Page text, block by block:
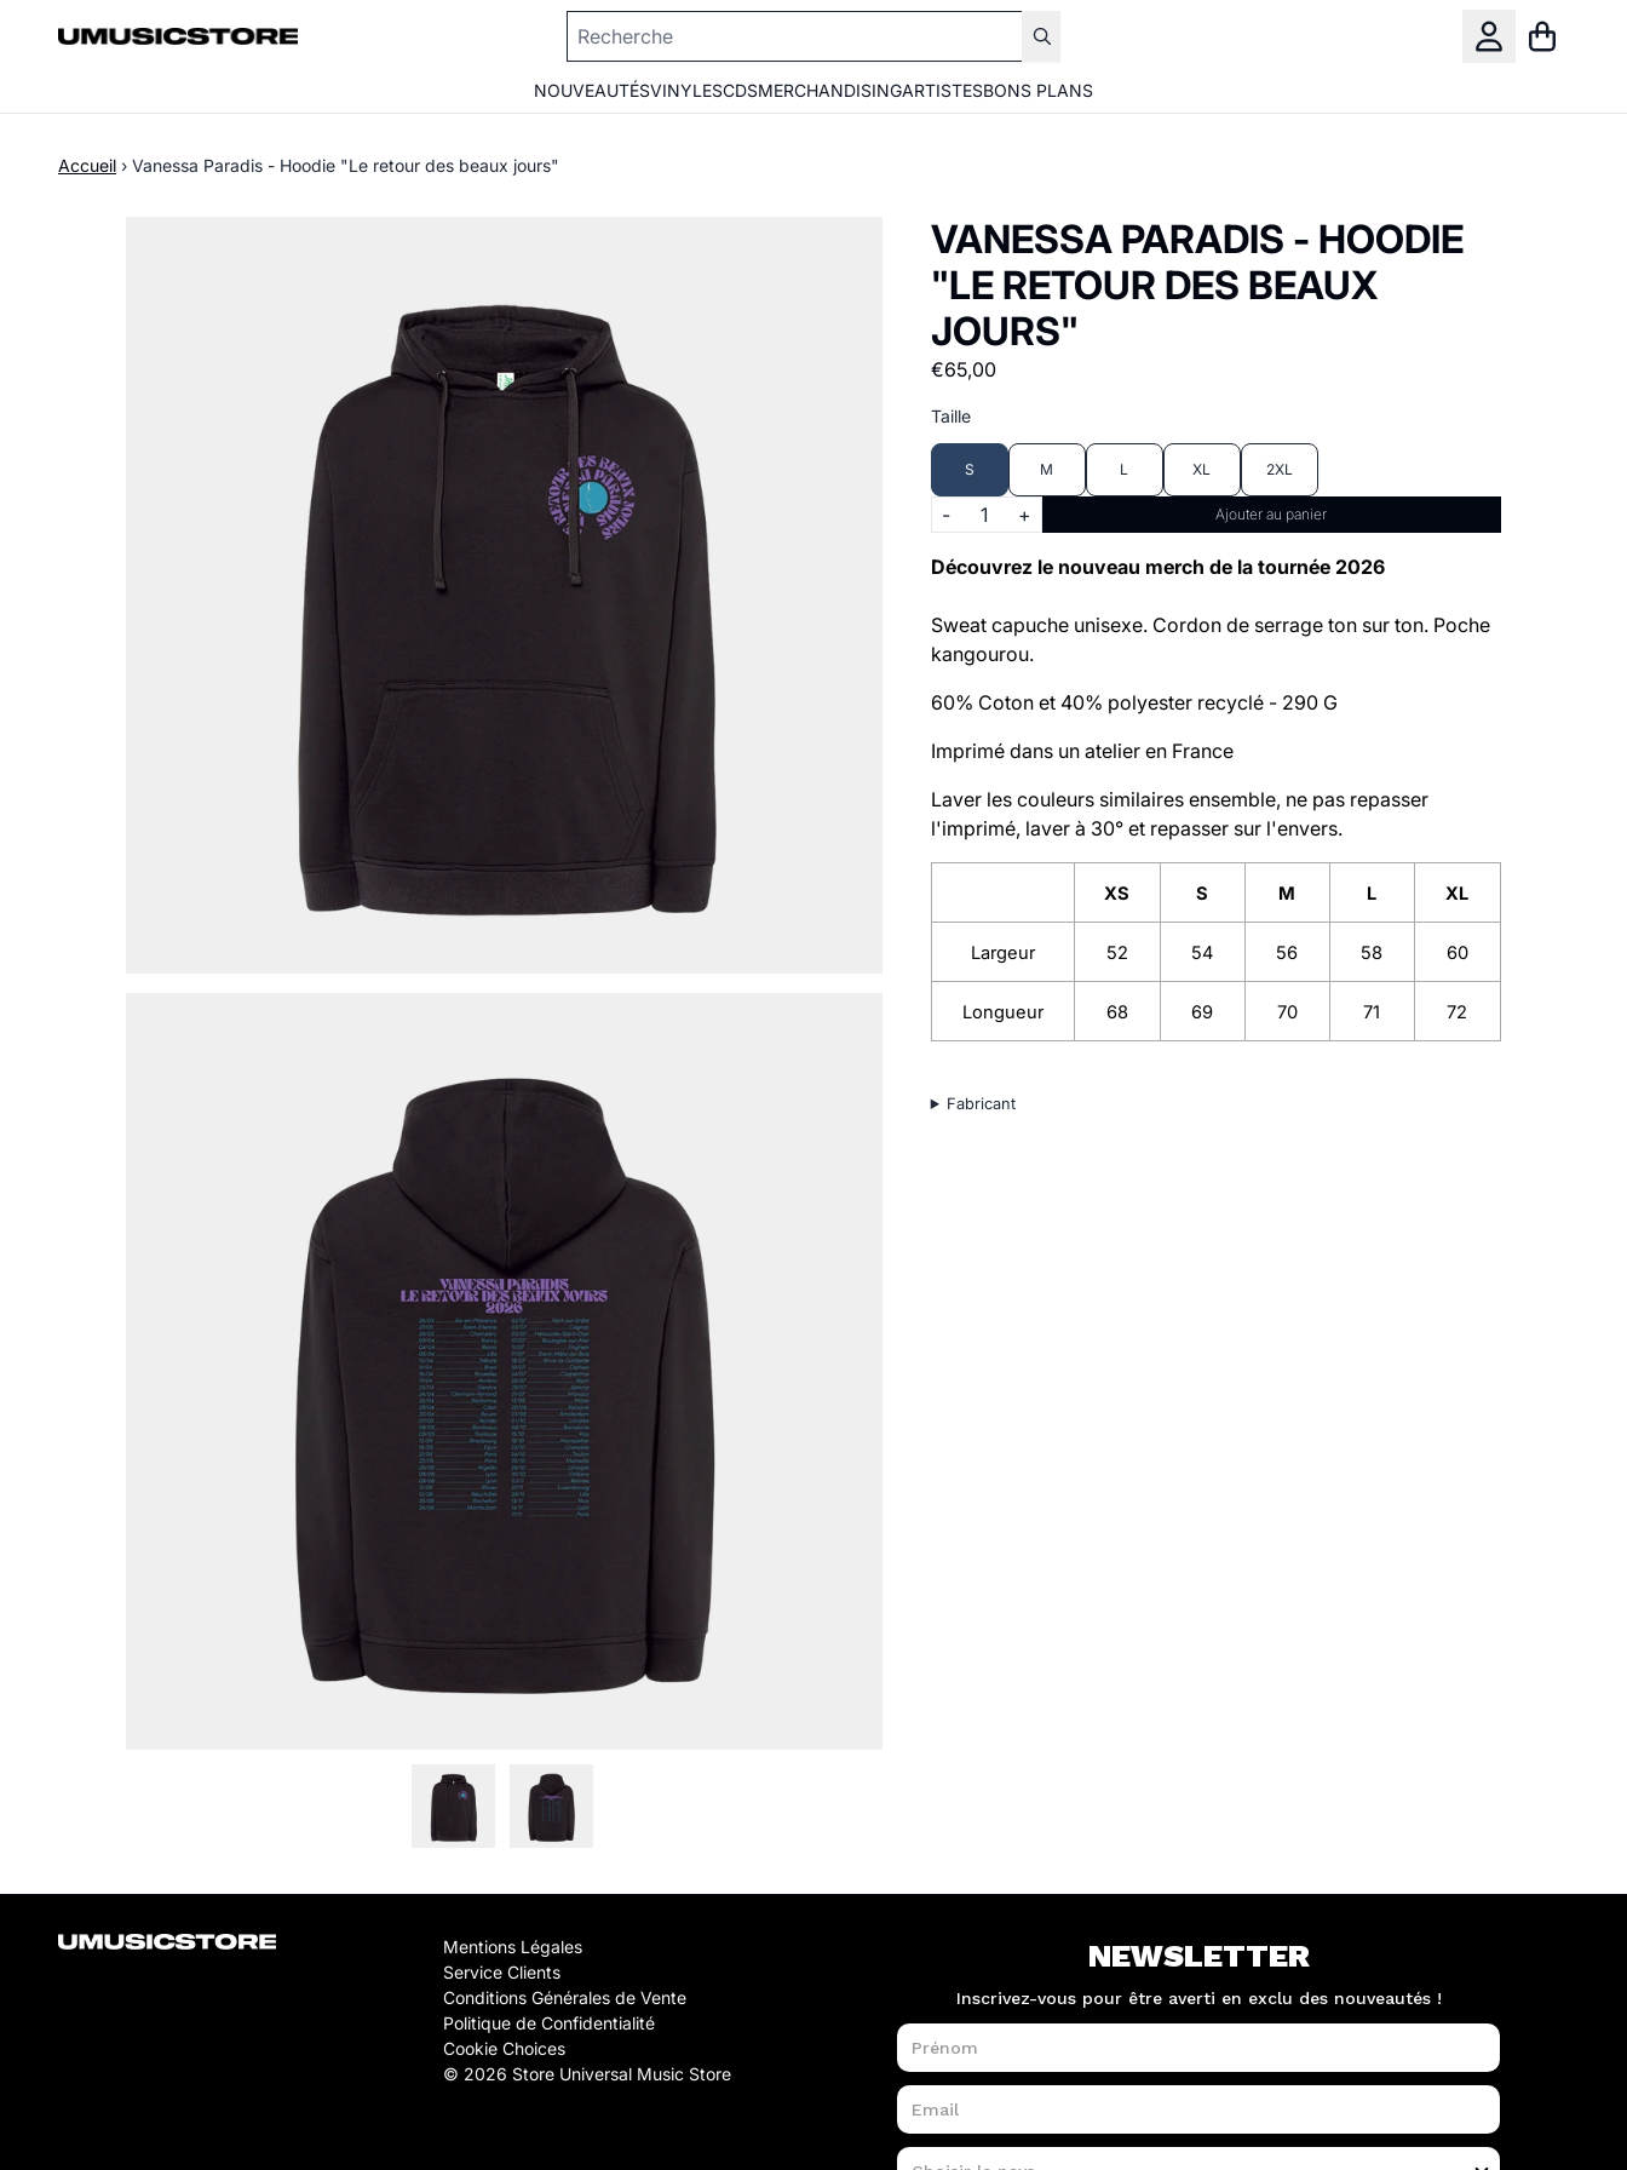
Panier
NOUVEAUTÉSVINYLESCDSMERCHANDISINGARTISTESBONS PLANS
Accueil › Vanessa Paradis - Hoodie "Le retour des beaux jours"
VANESSA PARADIS - HOODIE
"LE RETOUR DES BEAUX
JOURS"
€65,00
Taille
S M L XL 2XL
Quantité
- + Ajouter au panier
Découvrez le nouveau merch de la tournée 2026
Sweat capuche unisexe. Cordon de serrage ton sur ton. Poche
kangourou.
60% Coton et 40% polyester recyclé - 290 G
Imprimé dans un atelier en France
Laver les couleurs similaires ensemble, ne pas repasser
l'imprimé, laver à 30° et repasser sur l'envers.
XS S M L XL
Largeur 52 54 56 58 60
Longueur 68 69 70 71 72
Fabricant
Mentions Légales
Service Clients
Conditions Générales de Vente
Politique de Confidentialité
Cookie Choices
© 2026 Store Universal Music Store